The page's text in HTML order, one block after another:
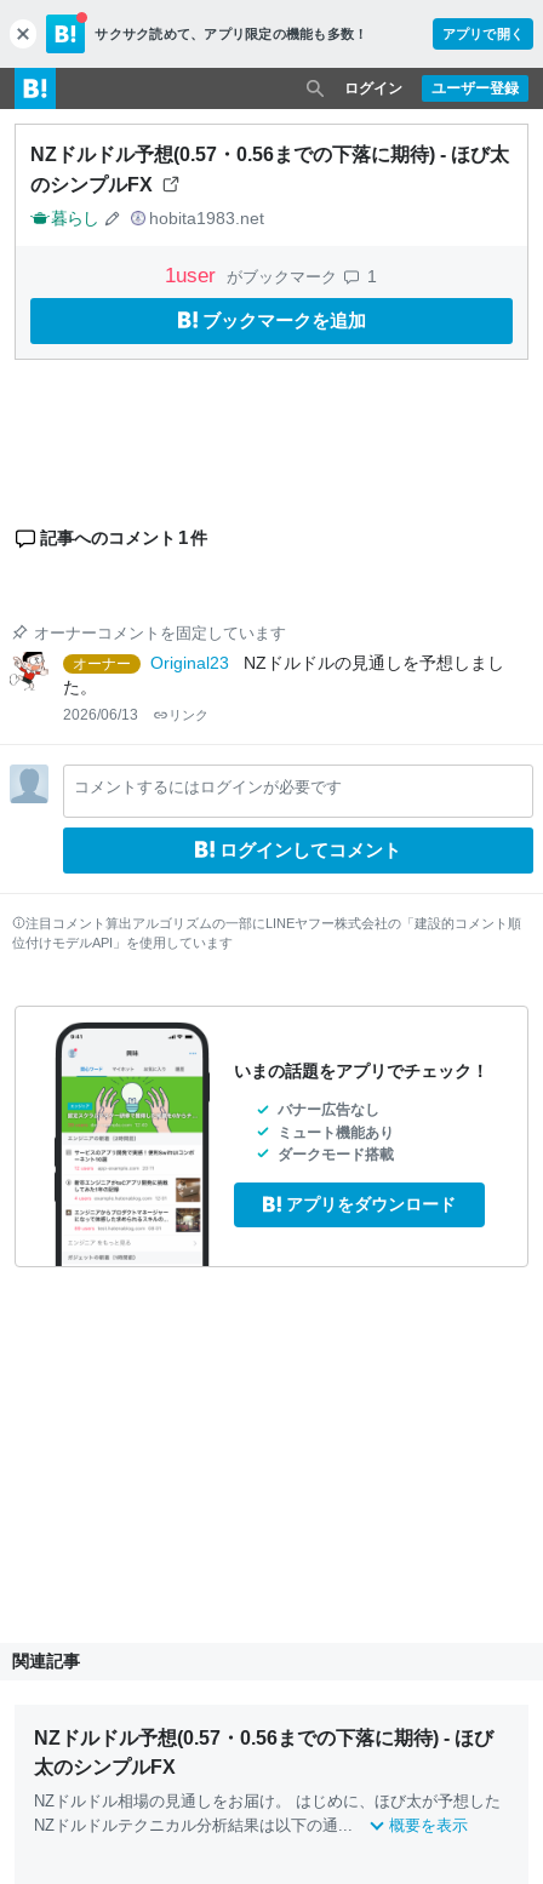
c
l
o
s
e
サクサク読めて、 アプリ限定の機能も多数！ アプリで開く
ユーザー登録
ログイン
NZドルドル予想(0.57・0.56までの下落に期待) - ほび太
のシンプルFX
暮らし hobita1983.net
1user がブックマーク 1
ブックマークを追加
記事へのコメント 1件
オーナーコメントを固定しています
オーナー
Original23
NZドルドルの見通しを予想しまし
た。
2026/06/13 リンク
コメントするにはログインが必要です
ログインしてコメント
注目コメント算出アルゴリズムの一部にLINEヤフー株式会社の「建設的コメント順
位付けモデルAPI」を使用しています
いまの話題をアプリでチェック！
バナー広告なし
ミュート機能あり
ダークモード搭載
アプリをダウンロード
関連記事
NZドルドル予想(0.57・0.56までの下落に期待) - ほび
太のシンプルFX
NZドルドル相場の見通しをお届け。 はじめに、ほび太が予想した
NZドルドルテクニカル分析結果は以下の通...
概要を表示